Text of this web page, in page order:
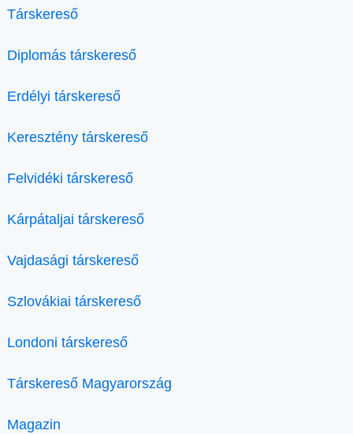
Társkereső
Diplomás társkereső
Erdélyi társkereső
Keresztény társkereső
Felvidéki társkereső
Kárpátaljai társkereső
Vajdasági társkereső
Szlovákiai társkereső
Londoni társkereső
Társkereső Magyarország
Magazin